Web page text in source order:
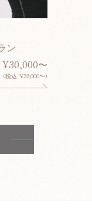
ン
¥30,000〜
(税込 ¥33,000〜)